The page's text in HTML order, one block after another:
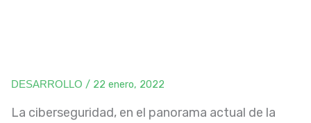
DESARROLLO / 22 enero, 2022
La ciberseguridad, en el panorama actual de la